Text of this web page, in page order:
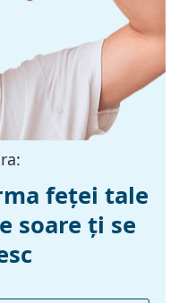
feței tale
soare ți se